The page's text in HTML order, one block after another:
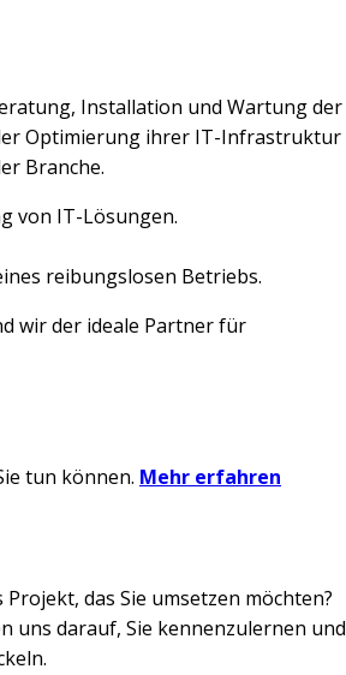
Installation und Wartung der
Optimierung ihrer IT-Infrastruktur
Branche.
von IT-Lösungen.
reibungslosen Betriebs.
wir der ideale Partner für
tun können. Mehr erfahren
das Sie umsetzen möchten?
uns darauf, Sie kennenzulernen und